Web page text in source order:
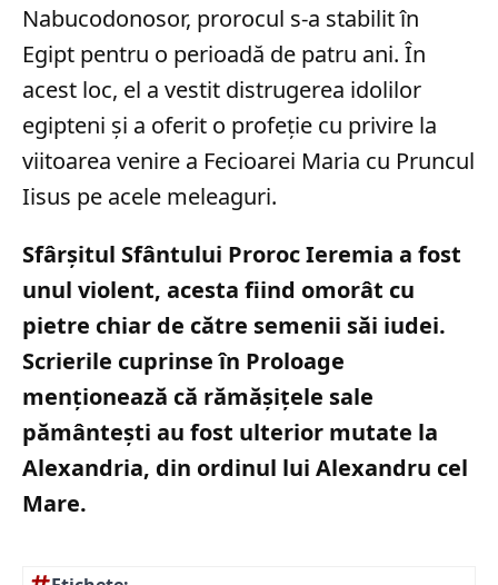
Nabucodonosor, prorocul s-a stabilit în
Egipt pentru o perioadă de patru ani. În
acest loc, el a vestit distrugerea idolilor
egipteni și a oferit o profeție cu privire la
viitoarea venire a Fecioarei Maria cu Pruncul
Iisus pe acele meleaguri.
Sfârșitul Sfântului Proroc Ieremia a fost
unul violent, acesta fiind omorât cu
pietre chiar de către semenii săi iudei.
Scrierile cuprinse în Proloage
menționează că rămășițele sale
pământești au fost ulterior mutate la
Alexandria, din ordinul lui Alexandru cel
Mare.